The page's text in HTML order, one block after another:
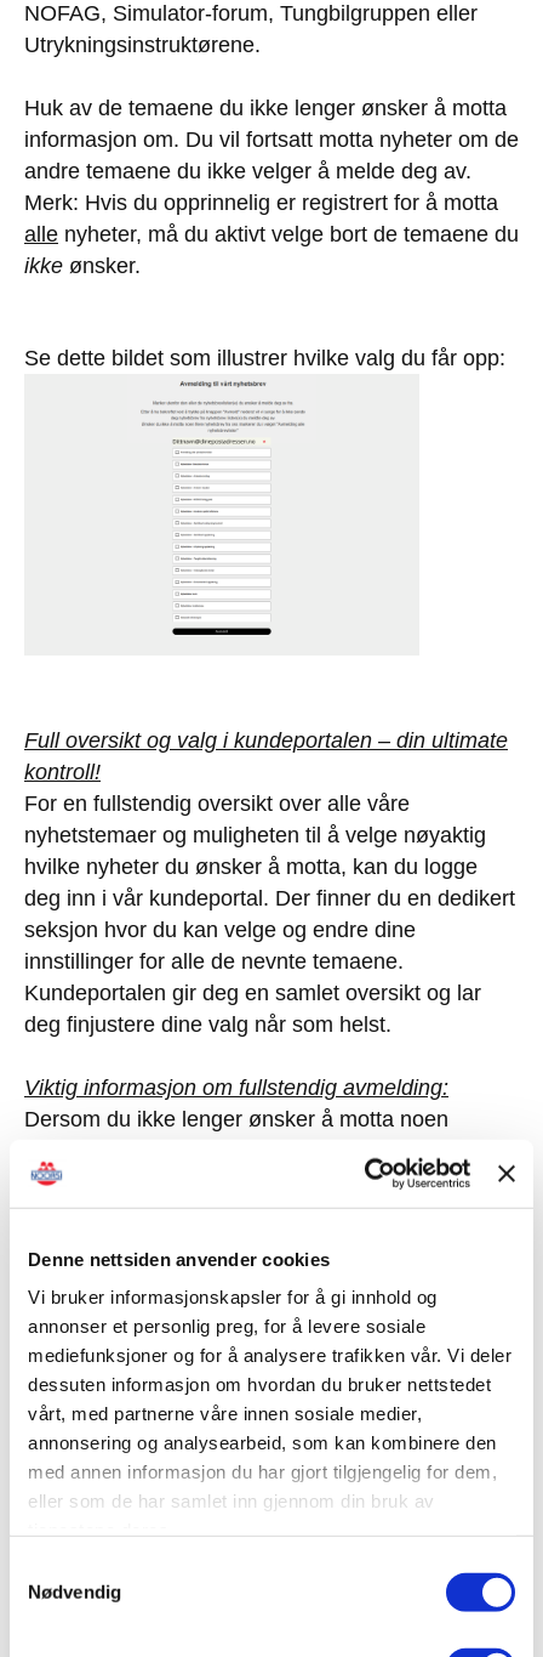
Denne nettsiden anvender cookies
Vi bruker informasjonskapsler for å gi innhold og
annonser et personlig preg, for å levere sosiale
mediefunksjoner og for å analysere trafikken vår. Vi deler
dessuten informasjon om hvordan du bruker nettstedet
vårt, med partnerne våre innen sosiale medier,
annonsering og analysearbeid, som kan kombinere den
med annen informasjon du har gjort tilgjengelig for dem,
eller som de har samlet inn gjennom din bruk av
Nødvendig
NOFAG, Simulator-forum, Tungbilgruppen eller
Utrykningsinstruktørene.
Huk av de temaene du ikke lenger ønsker å motta
informasjon om. Du vil fortsatt motta nyheter om de
andre temaene du ikke velger å melde deg av.
Merk: Hvis du opprinnelig er registrert for å motta
alle nyheter, må du aktivt velge bort de temaene du
ikke ønsker.
Se dette bildet som illustrer hvilke valg du får opp:
Full oversikt og valg i kundeportalen – din ultimate
kontroll!
For en fullstendig oversikt over alle våre
nyhetstemaer og muligheten til å velge nøyaktig
hvilke nyheter du ønsker å motta, kan du logge
deg inn i vår kundeportal. Der finner du en dedikert
seksjon hvor du kan velge og endre dine
innstillinger for alle de nevnte temaene.
Kundeportalen gir deg en samlet oversikt og lar
deg finjustere dine valg når som helst.
Viktig informasjon om fullstendig avmelding:
Dersom du ikke lenger ønsker å motta noen
avmeldingslenken nederst i selve nyhetsbrevet
(som vanlig) og velge å melde deg av alle
informasjon? Send en e-post til info@noorsi.no
å gjenopprette epostadressen din fra
avmeldingslisten.
Relevant kommunikasjon – skreddersydd for deg!
Vårt mål er å sende deg informasjon som er
verdifull og relevant for din arbeidshverdag. Bruk
Logg deg inn i kundeportalen i dag for full oversikt.